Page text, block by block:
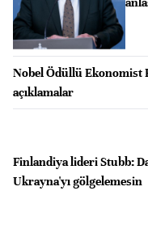
Nobel Ödüllü Ekonomist
açıklamalar
Finlandiya lideri Stubb:
Ukrayna'yı gölgelemesin